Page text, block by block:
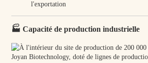
l'exportation
🏭 Capacité de production industrielle